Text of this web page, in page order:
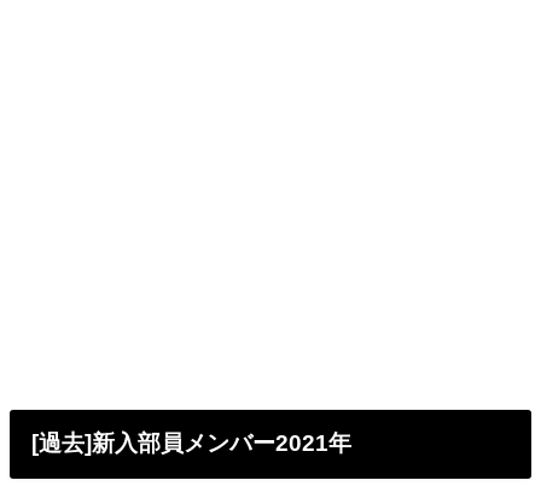
[過去]新入部員メンバー2021年